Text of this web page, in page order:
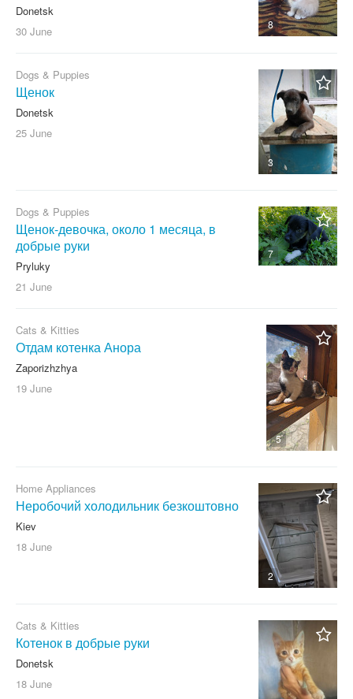
8
Donetsk
30 June
3
Dogs & Puppies
Щенок
Donetsk
25 June
7
Dogs & Puppies
Щенок-девочка, около 1 месяца, в
добрые руки
Pryluky
21 June
5
Cats & Kitties
Отдам котенка Анора
Zaporizhzhya
19 June
2
Home Appliances
Неробочий холодильник безкоштовно
Kiev
18 June
Cats & Kitties
Котенок в добрые руки
Donetsk
18 June